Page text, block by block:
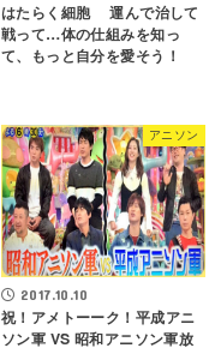
はたらく細胞 運んで治して
戦って…体の仕組みを知っ
て、もっと自分を愛そう！
アニソン
2017.10.10
祝！アメトーーク！平成アニ
ソン軍 VS 昭和アニソン軍放